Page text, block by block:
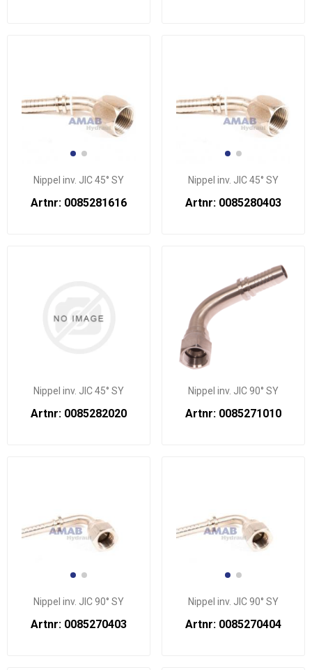
Nippel inv. JIC 45° SY
Artnr: 0085281616
Nippel inv. JIC 45° SY
Artnr: 0085280403
Nippel inv. JIC 45° SY
Artnr: 0085282020
Nippel inv. JIC 90° SY
Artnr: 0085271010
Nippel inv. JIC 90° SY
Artnr: 0085270403
Nippel inv. JIC 90° SY
Artnr: 0085270404